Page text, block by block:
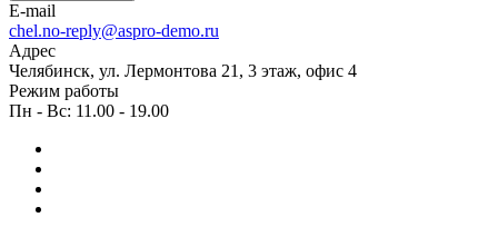
E-mail
chel.no-reply@aspro-demo.ru
Адрес
Челябинск, ул. Лермонтова 21, 3 этаж, офис 4
Режим работы
Пн - Вс: 11.00 - 19.00